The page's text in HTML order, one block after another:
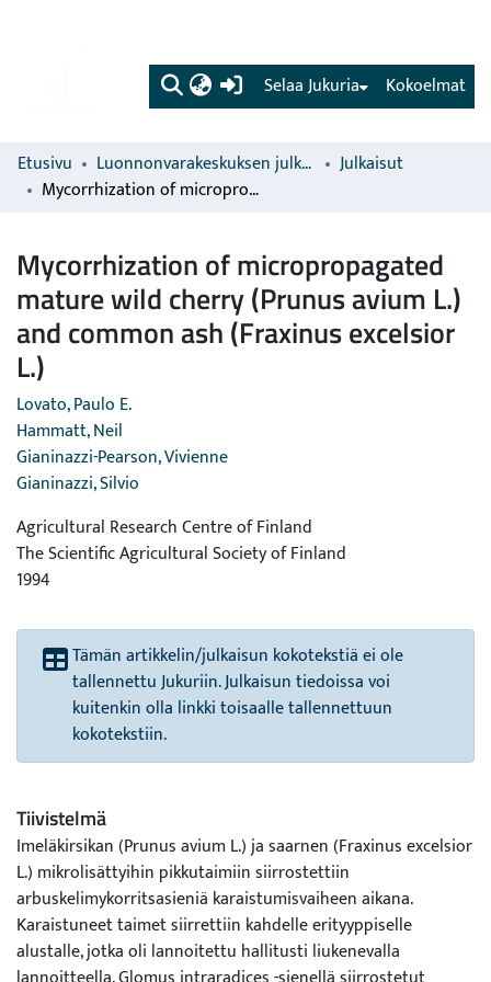
(current) Kokoelmat
Selaa Jukuria
Etusivu Luonnonvarakeskuksen julkaisut
Julkaisut
Mycorrhization of micropropagated mature wild cherry (Prunus avium L.) and common ash (Fraxinus excelsior L.)
Mycorrhization of micropropagated
mature wild cherry (Prunus avium L.)
and common ash (Fraxinus excelsior
L.)
Lovato, Paulo E.
Hammatt, Neil
Gianinazzi-Pearson, Vivienne
Gianinazzi, Silvio
Agricultural Research Centre of Finland
The Scientific Agricultural Society of Finland
1994
Tämän artikkelin/julkaisun kokotekstiä ei ole
tallennettu Jukuriin. Julkaisun tiedoissa voi
kuitenkin olla linkki toisaalle tallennettuun
kokotekstiin.
Tiivistelmä
Imeläkirsikan (Prunus avium L.) ja saarnen (Fraxinus excelsior
L.) mikrolisättyihin pikkutaimiin siirrostettiin
arbuskelimykorritsasieniä karaistumisvaiheen aikana.
Karaistuneet taimet siirrettiin kahdelle erityyppiselle
alustalle, jotka oli lannoitettu hallitusti liukenevalla